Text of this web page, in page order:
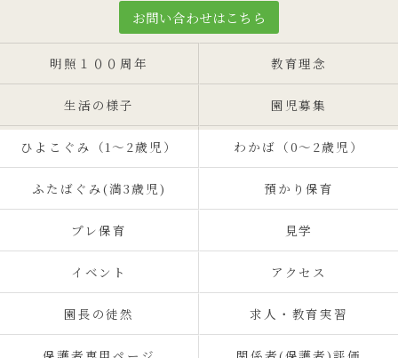
お問い合わせはこちら
明照１００周年 教育理念
生活の様子 園児募集
ひよこぐみ（1〜2歳児） わかば（0～2歳児）
ふたばぐみ(満3歳児) 預かり保育
プレ保育 見学
イベント アクセス
園長の徒然 求人・教育実習